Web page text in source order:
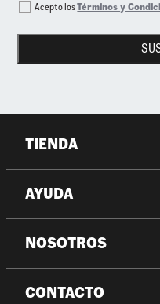
Acepto losTérminos y
TIENDA
AYUDA
NOSOTROS
CONTACTO